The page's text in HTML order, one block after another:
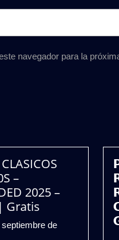
navegador para la
–
2025 –
Gratis
septiembre de